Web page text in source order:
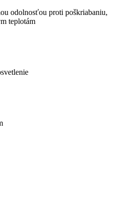
odolnosťou proti poškriabaniu,
teplotám